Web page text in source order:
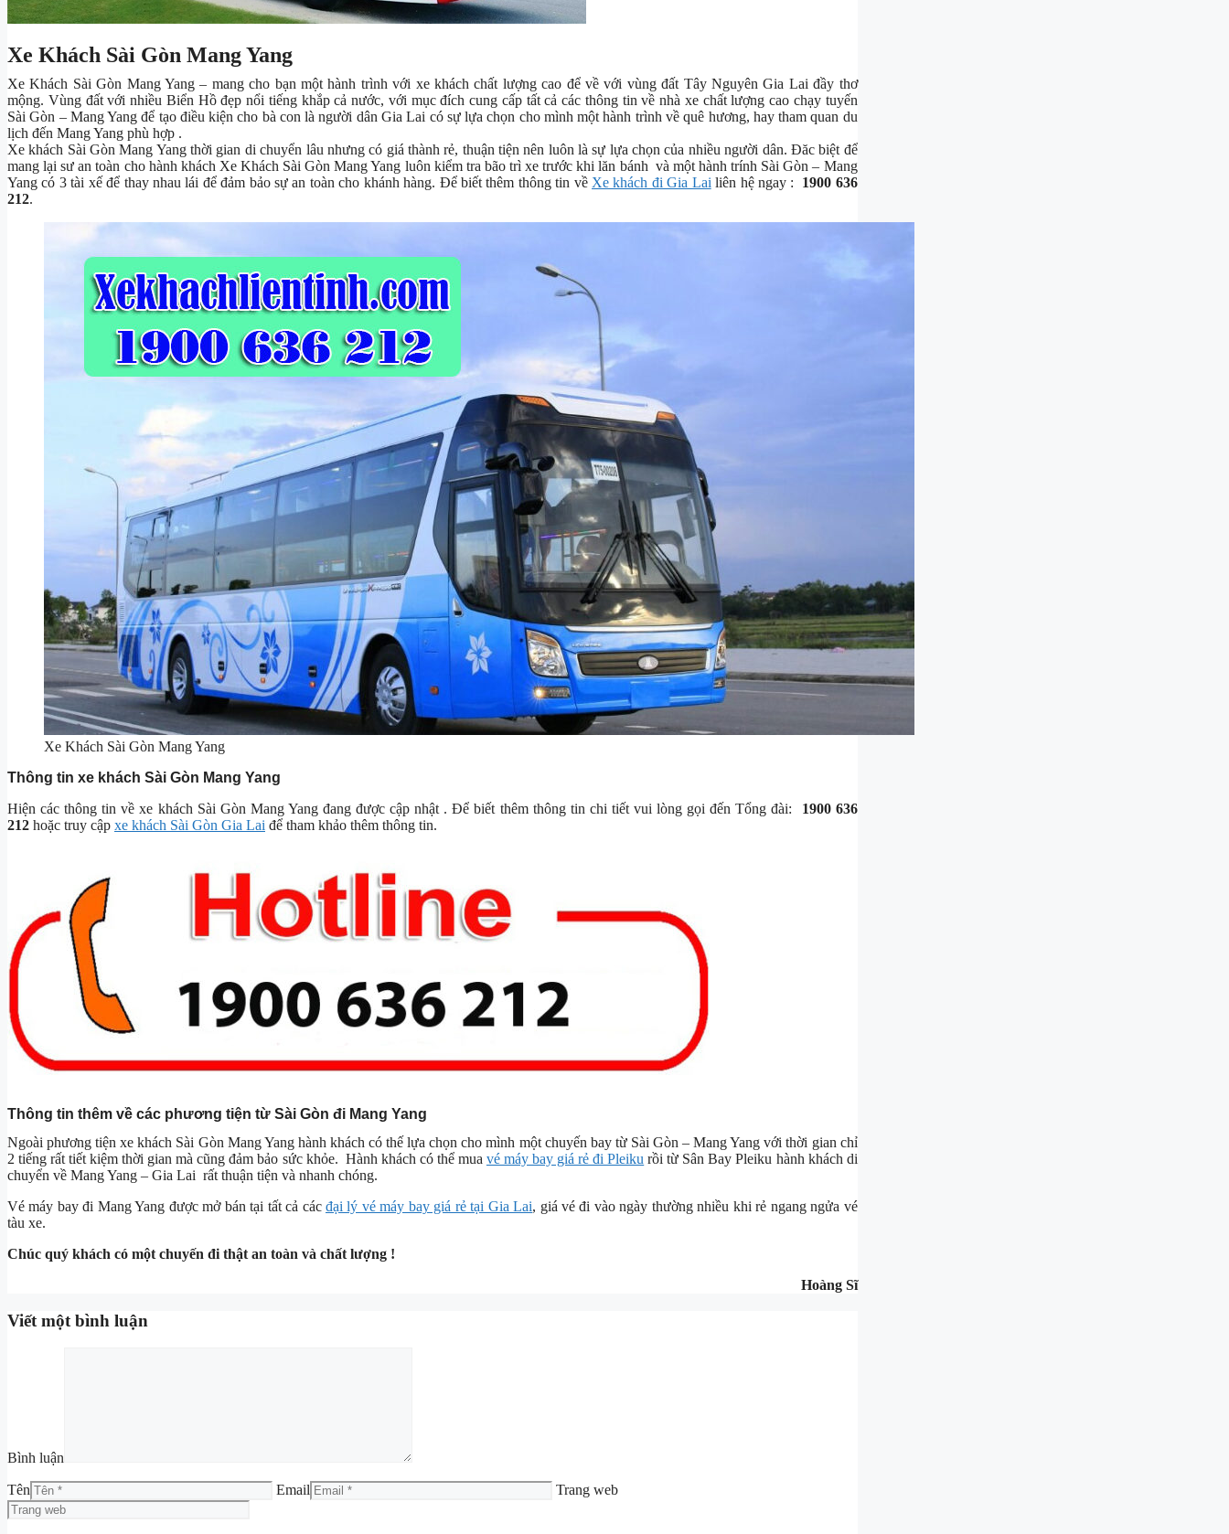
Xe Khách Sài Gòn Mang Yang
Xe Khách Sài Gòn Mang Yang – mang cho bạn một hành trình với xe khách chất lượng cao để về với vùng đất Tây Nguyên Gia Lai đầy thơ
mộng. Vùng đất với nhiều Biển Hồ đẹp nổi tiếng khắp cả nước, với mục đích cung cấp tất cả các thông tin về nhà xe chất lượng cao chạy tuyến
Sài Gòn – Mang Yang để tạo điều kiện cho bà con là người dân Gia Lai có sự lựa chọn cho mình một hành trình về quê hương, hay tham quan du
lịch đến Mang Yang phù hợp .
Xe khách Sài Gòn Mang Yang thời gian di chuyển lâu nhưng có giá thành rẻ, thuận tiện nên luôn là sự lựa chọn của nhiều người dân. Đăc biệt để
mang lại sư an toàn cho hành khách Xe Khách Sài Gòn Mang Yang luôn kiểm tra bão trì xe trước khi lăn bánh và một hành trính Sài Gòn – Mang
Yang có 3 tài xế để thay nhau lái để đảm bảo sự an toàn cho khánh hàng. Để biết thêm thông tin về Xe khách đi Gia Lai liên hệ ngay :
1900 636
212.
Xe Khách Sài Gòn Mang Yang
Thông tin xe khách Sài Gòn Mang Yang
Hiện các thông tin về xe khách Sài Gòn Mang Yang đang được cập nhật . Để biết thêm thông tin chi tiết vui lòng gọi đến Tổng đài:
1900 636
212 hoặc truy cập xe khách Sài Gòn Gia Lai để tham khảo thêm thông tin.
Thông tin thêm về các phương tiện từ Sài Gòn đi Mang Yang
Ngoài phương tiện xe khách Sài Gòn Mang Yang hành khách có thế lựa chọn cho mình một chuyến bay từ Sài Gòn – Mang Yang với thời gian chỉ
2 tiếng rất tiết kiệm thời gian mà cũng đảm bảo sức khỏe. Hành khách có thể mua vé máy bay giá rẻ đi Pleiku rồi từ Sân Bay Pleiku hành khách di
chuyển về Mang Yang – Gia Lai rất thuận tiện và nhanh chóng.
Vé máy bay đi Mang Yang được mở bán tại tất cả các đại lý vé máy bay giá rẻ tại Gia Lai, giá vé đi vào ngày thường nhiều khi rẻ ngang ngửa vé
tàu xe.
Chúc quý khách có một chuyến đi thật an toàn và chất lượng !
Hoàng Sĩ
Viết một bình luận
Bình luận
Tên Email Trang web